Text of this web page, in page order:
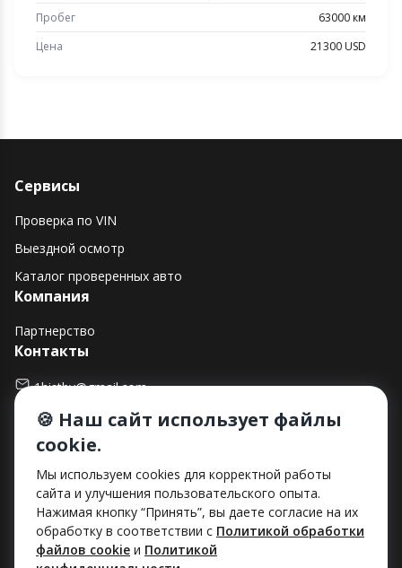
Пробег
63000 км
Цена
21300 USD
Сервисы
Проверка по VIN
Выездной осмотр
Каталог проверенных авто
Компания
Партнерство
Контакты
1histby@gmail.com
+375 (29) 182-90-00
г. Минск, ул. Макаенка, д. 12Е, пом. 282
Способы оплаты
🍪 Наш сайт использует файлы
cookie.
Мы используем cookies для корректной работы
сайта и улучшения пользовательского опыта.
Нажимая кнопку “Принять”, вы даете согласие на их
обработку в соответствии с Политикой обработки
файлов cookie и Политикой